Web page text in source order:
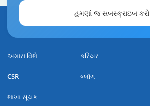
હમણાં જ સબસ્ક્રાઇબ કરો
અમારા વિશે કરિયર
CSR બ્લૉગ
શાખા સૂચક